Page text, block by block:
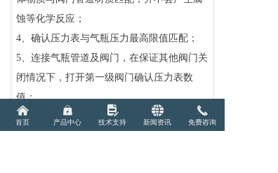
蚀等化学反应；
4、确认压力表与气瓶压力最高限值匹配；
5、连接气瓶管道及阀门，在保证其他阀门关
闭情况下，打开第一级阀门确认压力表数
值；
6、完成以上步骤，确认管道排空完成后，方
낀
首页
낆
产品中心
넖
技术支持
뀁
新闻资讯
끅
免费咨询